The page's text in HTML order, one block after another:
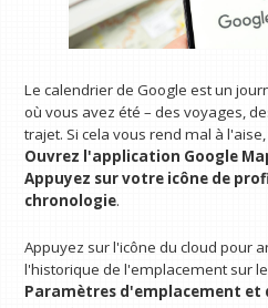
Le calendrier de Google est un
où vous avez été – des voyages,
trajet. Si cela vous rend mal à
Ouvrez l'application Google
Appuyez sur votre icône de
chronologie.
Appuyez sur l'icône du cloud pour
l'historique de l'emplacement sur
Paramètres d'emplacement